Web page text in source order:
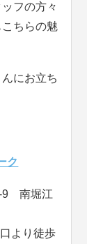
フの方々
ちらの魅
にお立ち
ク
9 南堀江
より徒歩